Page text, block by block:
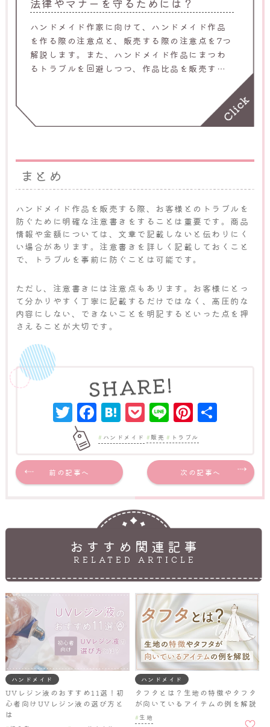
法律やマナーを守るためには？
ハンドメイド作家に向けて、ハンドメイド作品
を作る際の注意点と、販売する際の注意点を7つ
解説します。また、ハンドメイド作品にまつわ
るトラブルを回避しつつ、作品比品を販売する
まとめ
ハンドメイド作品を販売する際、お客様とのトラブルを
防ぐために明確な注意書きをすることは重要です。商品
情報や金額については、文章で記載しないと伝わりにく
い場合があります。注意書きを詳しく記載しておくこと
で、トラブルを事前に防ぐことは可能です。
ただし、注意書きには注意点もあります。お客様にとっ
て分かりやすく丁寧に記載するだけではなく、高圧的な
内容にしない、できないことを明記するといった点を押
さえることが大切です。
Twitter
Facebook
Hatena
Pocket
Line
ハンドメイド 販売 トラブル
前の記事へ 次の記事へ
おすすめ関連記事
RELATED ARTICLE
ハンドメイド
UVレジン液のおすすめ11選！初
心者向けUVレジン液の選び方と
は
ハンドメイド
タフタとは？生地の特徴やタフタ
が向いているアイテムの例を解説
生地